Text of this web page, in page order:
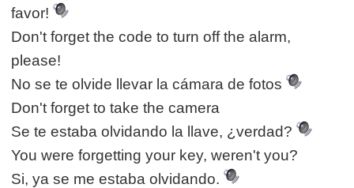
favor!
Don't forget the code to turn off the alarm,
please!
No se te olvide llevar la cámara de fotos
Don't forget to take the camera
Se te estaba olvidando la llave, ¿verdad?
You were forgetting your key, weren't you?
Si, ya se me estaba olvidando.